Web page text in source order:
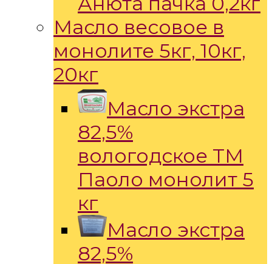
Масло весовое в
монолите 5кг, 10кг,
20кг
Масло экстра
82,5%
вологодское ТМ
Паоло монолит 5
кг
Масло экстра
82,5%